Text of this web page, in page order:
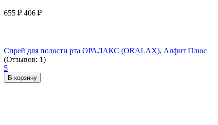
655 ₽ 406 ₽
Спрей для полости рта ОРАЛАКС (ORALAX), Алфит Плюс
(Отзывов: 1)
5
В корзину